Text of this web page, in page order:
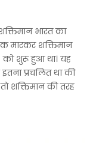
भारत का
मारकर शक्तिमान
को शुरू हुआ था। यह
प्रचलित था की
शक्तिमान की तरह